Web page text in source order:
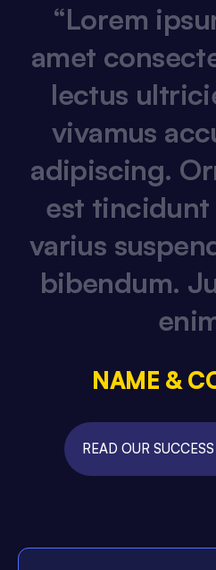
“Lorem ipsu
amet consect
lectus ultrici
vivamus acc
adipiscing. Or
est tincidunt
varius suspen
bibendum. J
eni
NAME &
READ OUR